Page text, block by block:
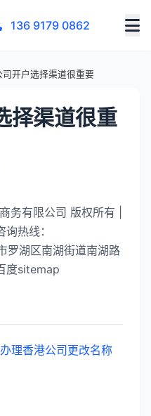
136 9179 0862
司开户选择渠道很重要
择渠道很重
有限公司 版权所有 |
热线：
罗湖区南湖街道南湖路
度sitemap
理香港公司更改名称